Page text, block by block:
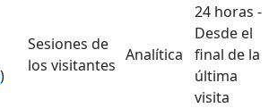
)
Sesiones de
los visitantes
Analítica
24 horas -
Desde el
final de la
última
visita